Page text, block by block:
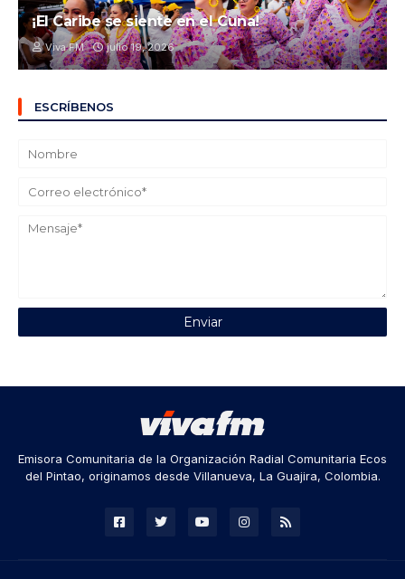
¡El Caribe se siente en el Cuna!
Viva FM julio 19, 2026
ESCRÍBENOS
Emisora Comunitaria de la Organización Radial Comunitaria Ecos
del Pintao, originamos desde Villanueva, La Guajira, Colombia.